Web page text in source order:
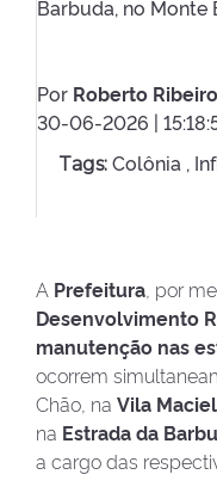
Barbuda, no Monte
Por Roberto Ribeiro
30-06-2026 |
Tags: Colônia ,
A Prefeitura , por
Desenvolvimento
manutenção nas
ocorrem
Chão, na Vila Maciel
na Estrada da
a cargo das